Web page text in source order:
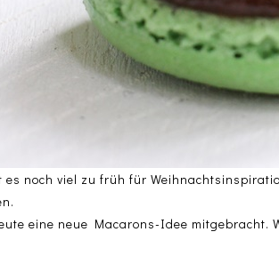
noch viel zu früh für
eine neue Macarons-Idee mitgebracht.